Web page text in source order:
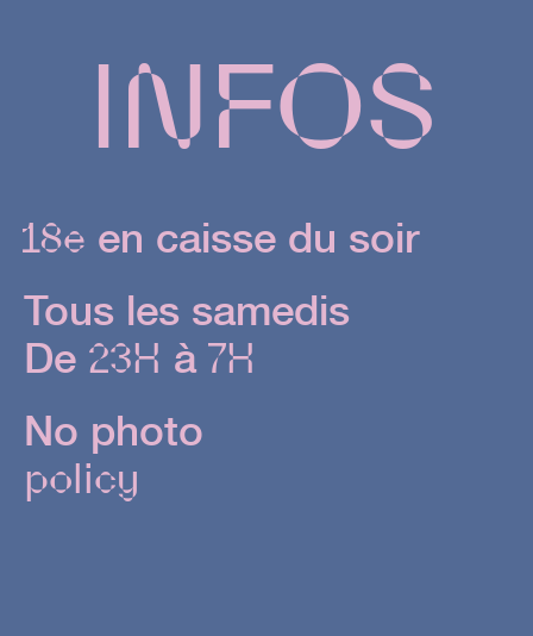
INFOS
18e en caisse du soir
Tous les samedis
De 23H à 7H
No photo
policy